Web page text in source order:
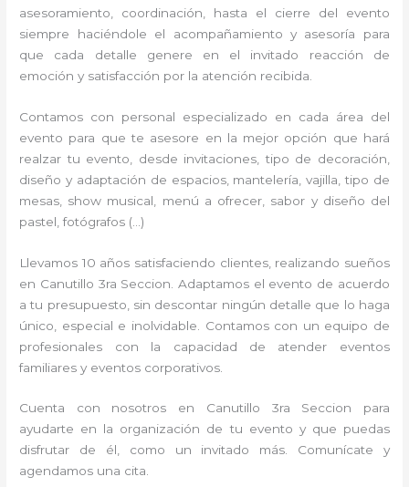
asesoramiento, coordinación, hasta el cierre del evento
siempre haciéndole el acompañamiento y asesoría para
que cada detalle genere en el invitado reacción de
emoción y satisfacción por la atención recibida.
Contamos con personal especializado en cada área del
evento para que te asesore en la mejor opción que hará
realzar tu evento, desde invitaciones, tipo de decoración,
diseño y adaptación de espacios, mantelería, vajilla, tipo de
mesas, show musical, menú a ofrecer, sabor y diseño del
pastel, fotógrafos (…)
Llevamos 10 años satisfaciendo clientes, realizando sueños
en Canutillo 3ra Seccion. Adaptamos el evento de acuerdo
a tu presupuesto, sin descontar ningún detalle que lo haga
único, especial e inolvidable. Contamos con un equipo de
profesionales con la capacidad de atender eventos
familiares y eventos corporativos.
Cuenta con nosotros en Canutillo 3ra Seccion para
ayudarte en la organización de tu evento y que puedas
disfrutar de él, como un invitado más. Comunícate y
agendamos una cita.